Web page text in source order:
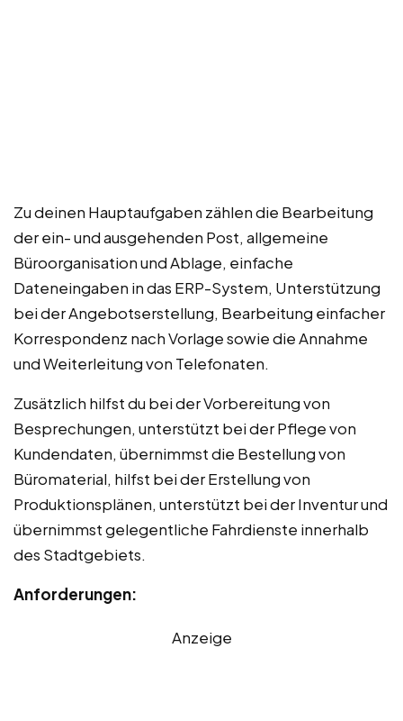
Zu deinen Hauptaufgaben zählen die Bearbeitung
der ein- und ausgehenden Post, allgemeine
Büroorganisation und Ablage, einfache
Dateneingaben in das ERP-System, Unterstützung
bei der Angebotserstellung, Bearbeitung einfacher
Korrespondenz nach Vorlage sowie die Annahme
und Weiterleitung von Telefonaten.
Zusätzlich hilfst du bei der Vorbereitung von
Besprechungen, unterstützt bei der Pflege von
Kundendaten, übernimmst die Bestellung von
Büromaterial, hilfst bei der Erstellung von
Produktionsplänen, unterstützt bei der Inventur und
übernimmst gelegentliche Fahrdienste innerhalb
des Stadtgebiets.
Anforderungen:
Anzeige